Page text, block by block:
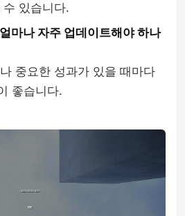
있습니다.
마나 자주 업데이트해야 하나
중요한 성과가 있을 때마다
좋습니다.